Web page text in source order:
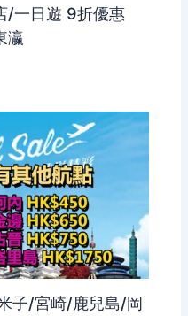
/一日遊 9折優惠
瀛
子/宮崎/鹿兒島/岡